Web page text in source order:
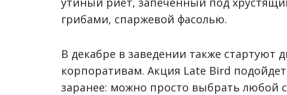
грибами, спаржевой фасолью.
В декабре в заведении также
корпоративам. Акция Late Bird
заранее: можно просто выбрать любой